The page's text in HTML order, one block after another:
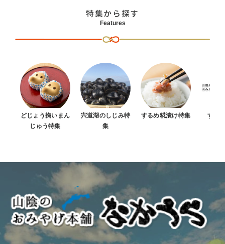
特集から探す
Features
どじょう掬いまん
じゅう特集
宍道湖のしじみ特
集
するめ糀漬け特集 すべ